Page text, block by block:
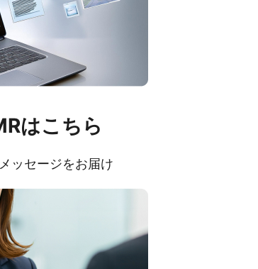
はこちら
ッセージをお届け